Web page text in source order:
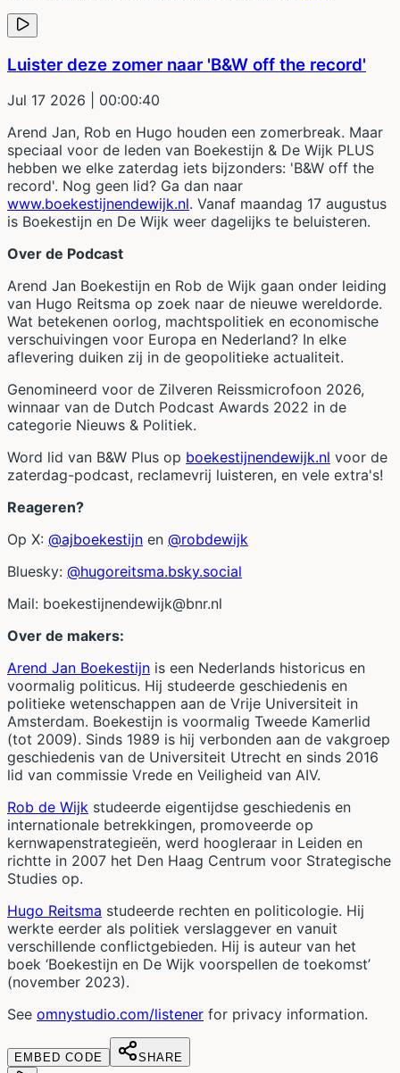
Luister deze zomer naar 'B&W off the record'
Jul 17 2026 | 00:00:40
Arend Jan, Rob en Hugo houden een zomerbreak. Maar
speciaal voor de leden van Boekestijn & De Wijk PLUS
hebben we elke zaterdag iets bijzonders: 'B&W off the
record'. Nog geen lid? Ga dan naar
www.boekestijnendewijk.nl. Vanaf maandag 17 augustus
is Boekestijn en De Wijk weer dagelijks te beluisteren.
Over de Podcast
Arend Jan Boekestijn en Rob de Wijk gaan onder leiding
van Hugo Reitsma op zoek naar de nieuwe wereldorde.
Wat betekenen oorlog, machtspolitiek en economische
verschuivingen voor Europa en Nederland? In elke
aflevering duiken zij in de geopolitieke actualiteit.
Genomineerd voor de Zilveren Reissmicrofoon 2026,
winnaar van de Dutch Podcast Awards 2022 in de
categorie Nieuws & Politiek.
Word lid van B&W Plus op boekestijnendewijk.nl voor de
zaterdag-podcast, reclamevrij luisteren, en vele extra's!
Reageren?
Op X: @ajboekestijn en @robdewijk
Bluesky: @hugoreitsma.bsky.social
Mail: boekestijnendewijk@bnr.nl
Over de makers:
Arend Jan Boekestijn is een Nederlands historicus en
voormalig politicus. Hij studeerde geschiedenis en
politieke wetenschappen aan de Vrije Universiteit in
Amsterdam. Boekestijn is voormalig Tweede Kamerlid
(tot 2009). Sinds 1989 is hij verbonden aan de vakgroep
geschiedenis van de Universiteit Utrecht en sinds 2016
lid van commissie Vrede en Veiligheid van AIV.
Rob de Wijk studeerde eigentijdse geschiedenis en
internationale betrekkingen, promoveerde op
kernwapenstrategieën, werd hoogleraar in Leiden en
richtte in 2007 het Den Haag Centrum voor Strategische
Studies op.
Hugo Reitsma studeerde rechten en politicologie. Hij
werkte eerder als politiek verslaggever en vanuit
verschillende conflictgebieden. Hij is auteur van het
boek ‘Boekestijn en De Wijk voorspellen de toekomst’
(november 2023).
See omnystudio.com/listener for privacy information.
EMBED CODE SHARE